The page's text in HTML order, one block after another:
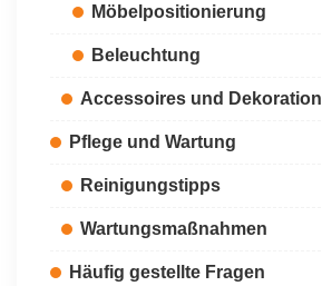
Möbelpositionierung
Beleuchtung
Accessoires und Dekoration
Pflege und Wartung
Reinigungstipps
Wartungsmaßnahmen
Häufig gestellte Fragen